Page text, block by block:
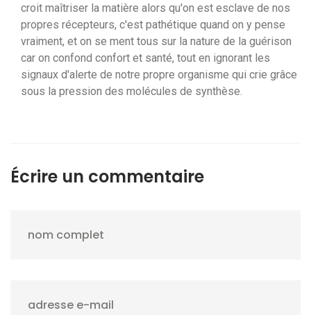
croit maîtriser la matière alors qu'on est esclave de nos
propres récepteurs, c'est pathétique quand on y pense
vraiment, et on se ment tous sur la nature de la guérison
car on confond confort et santé, tout en ignorant les
signaux d'alerte de notre propre organisme qui crie grâce
sous la pression des molécules de synthèse.
Écrire un commentaire
nom complet
adresse e-mail